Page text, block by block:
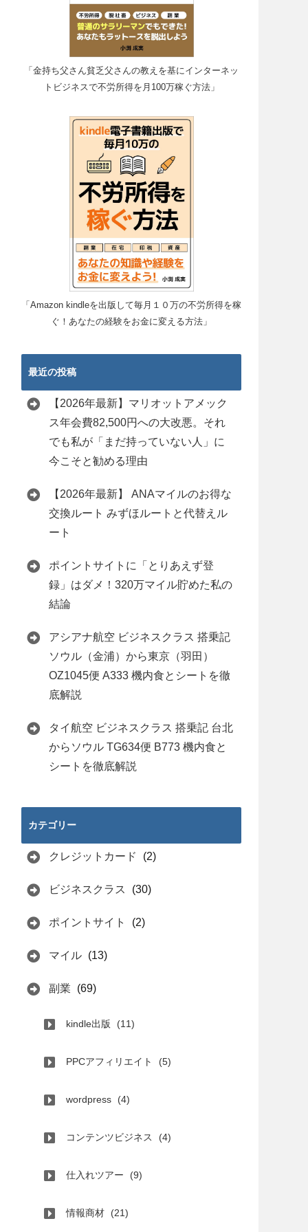
「金持ち父さん貧乏父さんの教えを基にインターネッ
トビジネスで不労所得を月100万稼ぐ方法」
「Amazon kindleを出版して毎月１０万の不労所得を稼
ぐ！あなたの経験をお金に変える方法」
最近の投稿
【2026年最新】マリオットアメック
ス年会費82,500円への大改悪。それ
でも私が「まだ持っていない人」に
今こそと勧める理由
【2026年最新】 ANAマイルのお得な
交換ルート みずほルートと代替えル
ート
ポイントサイトに「とりあえず登
録」はダメ！320万マイル貯めた私の
結論
アシアナ航空 ビジネスクラス 搭乗記
ソウル（金浦）から東京（羽田）
OZ1045便 A333 機内食とシートを徹
底解説
タイ航空 ビジネスクラス 搭乗記 台北
からソウル TG634便 B773 機内食と
シートを徹底解説
カテゴリー
クレジットカード (2)
ビジネスクラス (30)
ポイントサイト (2)
マイル (13)
副業 (69)
kindle出版 (11)
PPCアフィリエイト (5)
wordpress (4)
コンテンツビジネス (4)
仕入れツアー (9)
情報商材 (21)